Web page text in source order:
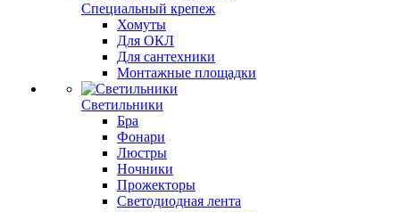
Специальный крепеж
Хомуты
Для ОКЛ
Для сантехники
Монтажные площадки
Светильники
Бра
Фонари
Люстры
Ночники
Прожекторы
Светодиодная лента